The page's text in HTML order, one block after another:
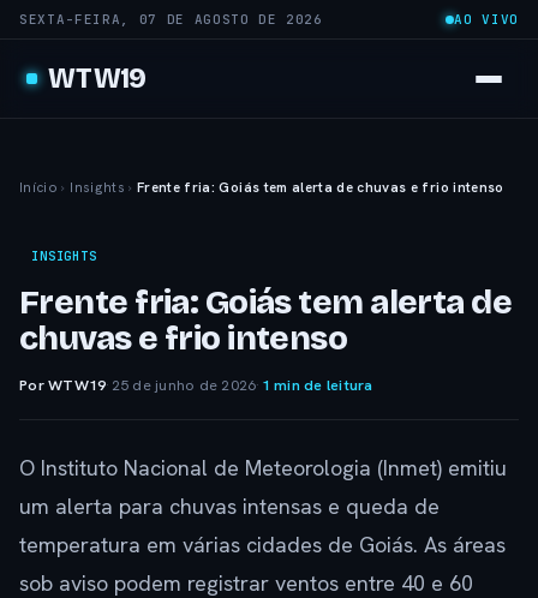
SEXTA-FEIRA, 07 DE AGOSTO DE 2026 AO VIVO
WTW19
Início › Insights › Frente fria: Goiás tem alerta de chuvas e frio intenso
INSIGHTS
Frente fria: Goiás tem alerta de
chuvas e frio intenso
Por WTW19· 25 de junho de 2026· 1 min de leitura
O Instituto Nacional de Meteorologia (Inmet) emitiu
um alerta para chuvas intensas e queda de
temperatura em várias cidades de Goiás. As áreas
sob aviso podem registrar ventos entre 40 e 60